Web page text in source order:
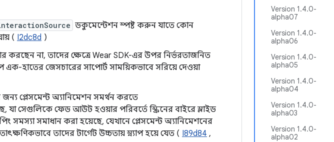
Version 1.4.0-
alpha07
Version 1.4.0-
alpha06
Version 1.4.0-
alpha05
Version 1.4.0-
alpha04
Version 1.4.0-
alpha03
Version 1.4.0-
alpha02
ডকুমেন্টেশন স্পষ্ট করুন যাতে কোন
( I2dc8d )
করছেন না, তাদের ক্ষেত্রে Wear SDK-এর উপর নির্ভরতাজনিত
হাতের জেসচারের সাপোর্ট সাময়িকভাবে সরিয়ে দেওয়া
প্লেসমেন্ট অ্যানিমেশন সমর্থন করতে
যা সেগুলিকে ফেড আউট হওয়ার পরিবর্তে স্ক্রিনের বাইরে স্লাইড
সমস্যা সমাধান করা হয়েছে, যেখানে প্লেসমেন্ট অ্যানিমেশনের
তাদের টার্গেট উচ্চতায় স্ন্যাপ হয়ে যেত ( I89d84 ,